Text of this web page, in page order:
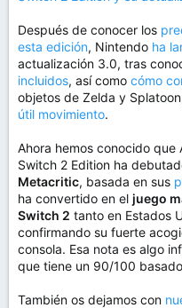
m
Después de conocer los
esta edición, Nintendo ha
actualización 3.0, tras
incluidos, así como cómo
objetos de Zelda y
útil movimiento.
Ahora hemos conocido que
Switch 2 Edition ha
Metacritic, basada en sus
ha convertido en el juego
Switch 2 tanto en Estados
confirmando su fuerte
consola. Esa nota es algo
que tiene un 90/100
También os dejamos con